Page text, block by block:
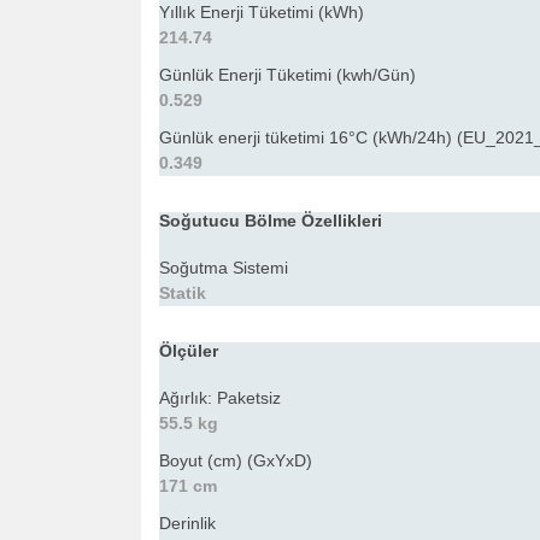
Yıllık Enerji Tüketimi (kWh)
214.74
Günlük Enerji Tüketimi (kwh/Gün)
0.529
Günlük enerji tüketimi 16°C (kWh/24h)
0.349
Soğutucu Bölme Özellikleri
Soğutma Sistemi
Statik
Ölçüler
Ağırlık: Paketsiz
55.5 kg
Boyut (cm) (GxYxD)
171 cm
Derinlik